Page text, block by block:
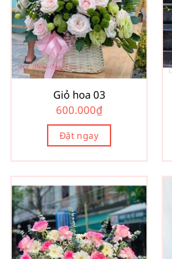
Giỏ hoa 03
600.000₫
Đặt ngay